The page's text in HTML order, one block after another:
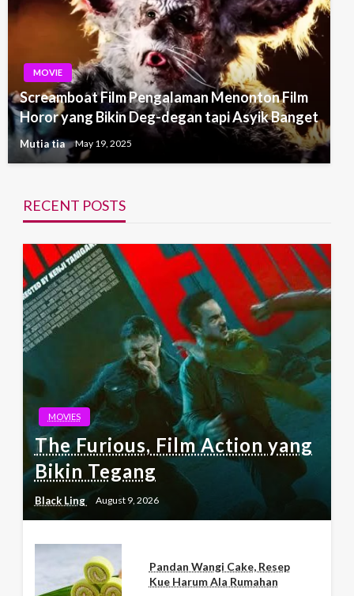
MOVIE
Screamboat Film Pengalaman Menonton Film
Horor yang Bikin Deg-degan tapi Asyik Banget
Mutia tia May 19, 2025
RECENT POSTS
MOVIES
The Furious, Film Action yang
Bikin Tegang
Black Ling August 9, 2026
Pandan Wangi Cake, Resep
Kue Harum Ala Rumahan